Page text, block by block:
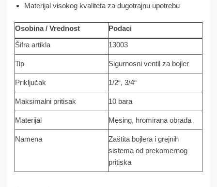
Materijal visokog kvaliteta za dugotrajnu upotrebu
Osobina / Vrednost
Podaci
Šifra artikla
13003
Tip Sigurnosni ventil za bojler
Priključak 1/2“, 3/4“
Maksimalni pritisak 10 bara
Materijal Mesing, hromirana obrada
Namena
Zaštita bojlera i grejnih
sistema od prekomernog
pritiska